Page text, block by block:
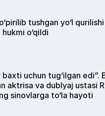
tushgan yo‘l qurilishi
o‘qildi
baxti uchun tug‘ilgan edi”.
aktrisa va dublyaj ustasi
sinovlarga to‘la hayoti